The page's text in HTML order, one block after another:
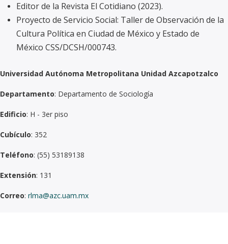
Editor de la Revista El Cotidiano (2023).
Proyecto de Servicio Social: Taller de Observación de la
Cultura Política en Ciudad de México y Estado de
México CSS/DCSH/000743.
Universidad Autónoma Metropolitana Unidad Azcapotzalco
Departamento: Departamento de Sociología
Edificio: H - 3er piso
Cubículo: 352
Teléfono: (55) 53189138
Extensión: 131
Correo: rlma@azc.uam.mx